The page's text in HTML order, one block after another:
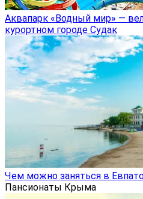
Аквапарк «Водный мир» —
курортном городе Судак
Чем можно заняться в
Пансионаты Крыма